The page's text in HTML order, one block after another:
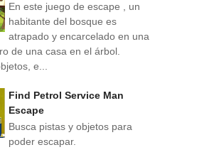
En este juego de escape , un
habitante del bosque es
atrapado y encarcelado en una
de una casa en el árbol.
e...
Find Petrol Service Man
Escape
Busca pistas y objetos para
poder escapar.